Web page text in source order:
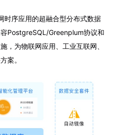
时序应用的超融合型分布式数据
PostgreSQL/Greenplum协议和
，为物联网应用、工业互联网、
案。